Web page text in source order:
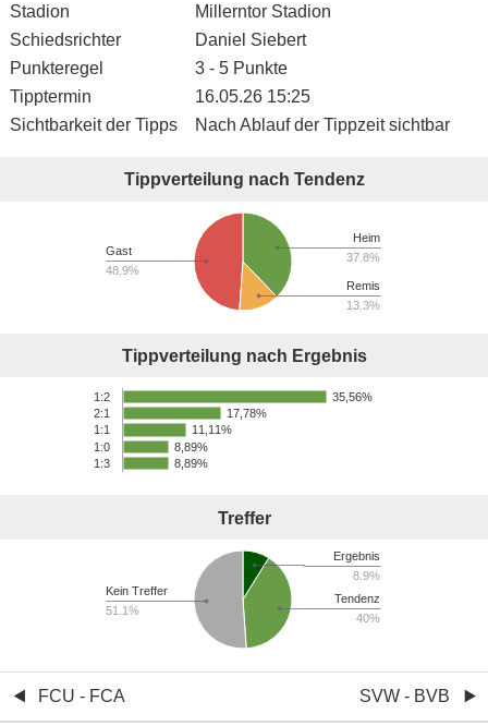
Stadion
Millerntor Stadion
Schiedsrichter
Daniel Siebert
Punkteregel
3 - 5 Punkte
Tipptermin
16.05.26 15:25
Sichtbarkeit der Tipps
Nach Ablauf der Tippzeit sichtbar
Tippverteilung nach Tendenz
Heim
37.8%
Remis
13.3%
Gast
48.9%
Tippverteilung nach Ergebnis
1:2
2:1
1:1
1:0
1:3
35,56%
17,78%
11,11%
8,89%
8,89%
Treffer
Ergebnis
8.9%
Tendenz
40%
Kein Treffer
51.1%
FCU - FCA SVW - BVB